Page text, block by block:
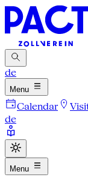
de
Menu
Calendar
de
Menu